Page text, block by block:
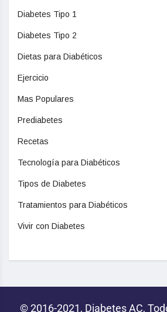
Diabetes Tipo 1
Diabetes Tipo 2
Dietas para Diabéticos
Ejercicio
Mas Populares
Prediabetes
Recetas
Tecnología para Diabéticos
Tipos de Diabetes
Tratamientos para Diabéticos
Vivir con Diabetes
© 2016-2021, Diabetes AC,